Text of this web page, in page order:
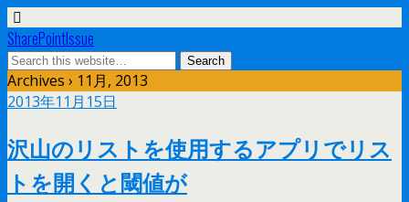
SharePointIssue
Archives › 11月, 2013
2013年11月15日
沢山のリストを使用するアプリでリス
トを開くと閾値が